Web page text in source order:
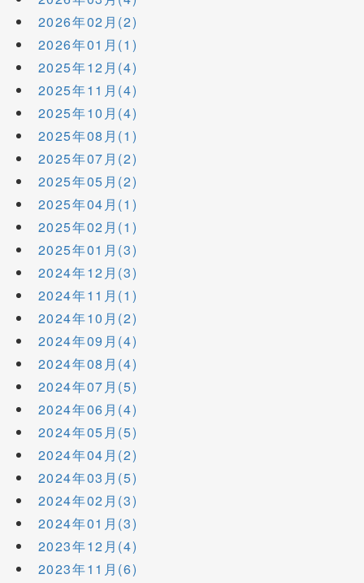
2026年02月(2)
2026年01月(1)
2025年12月(4)
2025年11月(4)
2025年10月(4)
2025年08月(1)
2025年07月(2)
2025年05月(2)
2025年04月(1)
2025年02月(1)
2025年01月(3)
2024年12月(3)
2024年11月(1)
2024年10月(2)
2024年09月(4)
2024年08月(4)
2024年07月(5)
2024年06月(4)
2024年05月(5)
2024年04月(2)
2024年03月(5)
2024年02月(3)
2024年01月(3)
2023年12月(4)
2023年11月(6)